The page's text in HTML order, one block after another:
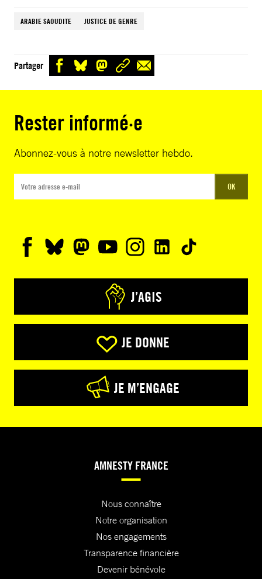
ARABIE SAOUDITE JUSTICE DE GENRE
Partager
Rester informé·e
Abonnez-vous à notre newsletter hebdo.
OK
J’AGIS
JE DONNE
JE M’ENGAGE
AMNESTY FRANCE
Nous connaître
Notre organisation
Nos engagements
Transparence financière
Devenir bénévole